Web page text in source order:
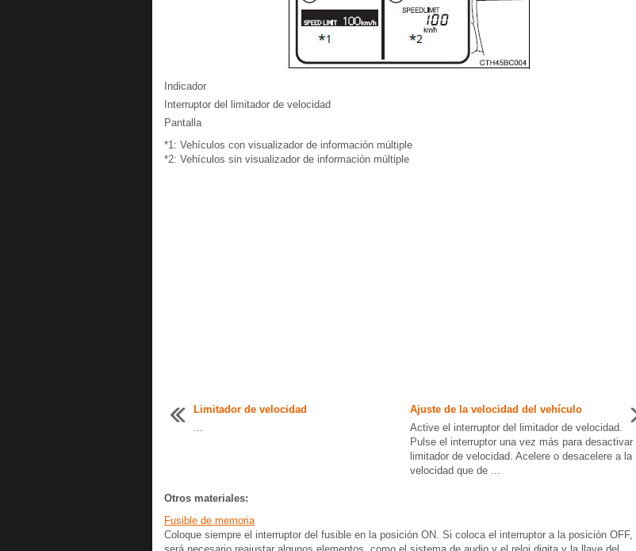
Indicador
Interruptor del limitador de velocidad
Pantalla
*1: Vehículos con visualizador de información múltiple
*2: Vehículos sin visualizador de información múltiple
Limitador de velocidad
...
Ajuste de la velocidad del vehículo
Active el interruptor del limitador de velocidad.
Pulse el interruptor una vez más para desactivar
limitador de velocidad. Acelere o desacelere a la
velocidad que de ...
Otros materiales:
Fusible de memoria
Coloque siempre el interruptor del fusible en la posición ON. Si coloca el interruptor a la posición OFF,